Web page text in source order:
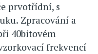
prvotřídní, s
Zpracování a
40bitovém
frekvencí